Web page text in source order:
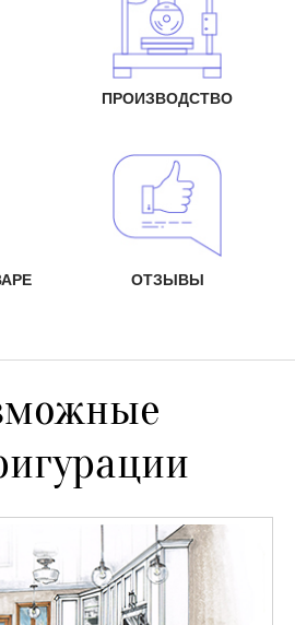
ПРОИЗВОДСТВО
ОТЗЫВЫ